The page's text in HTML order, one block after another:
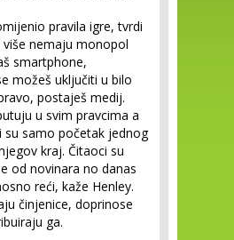
pravila igre, tvrdi
više nemaju monopol
smartphone,
možeš uključiti u bilo
postaješ medij.
u svim pravcima a
su samo početak jednog
kraj. Čitaoci su
od novinara no danas
reći, kaže Henley.
činjenice, doprinose
ga.